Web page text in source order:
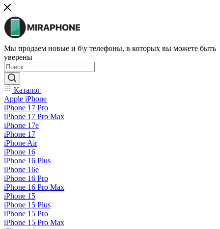
Мы продаем новые и б\у телефоны, в которых вы можете быть
уверены
Каталог
Apple iPhone
iPhone 17 Pro
iPhone 17 Pro Max
iPhone 17e
iPhone 17
iPhone Air
iPhone 16
iPhone 16 Plus
iPhone 16e
iPhone 16 Pro
iPhone 16 Pro Max
iPhone 15
iPhone 15 Plus
iPhone 15 Pro
iPhone 15 Pro Max